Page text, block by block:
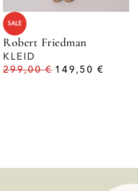
SALE
Robert Friedman
KLEID
299,00€ 149,50€